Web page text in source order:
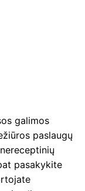
galimos
paslaugų
pasakykite